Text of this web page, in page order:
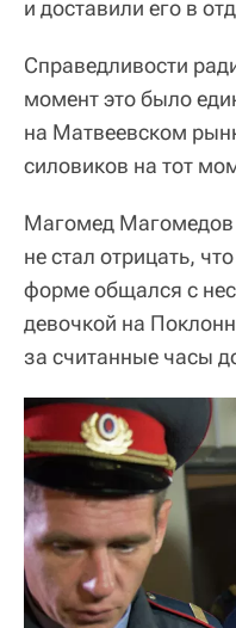
и доставили его в
Справедливости
момент это было
на Матвеевском
силовиков на тот
Магомед Магомедов
не стал отрицать,
форме общался с
девочкой на
за считанные часы